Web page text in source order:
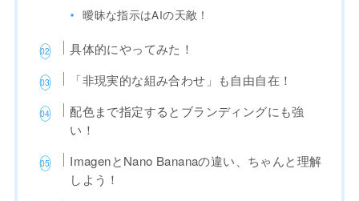
曖昧な指示はAIの天敵！
具体的にやってみた！
「非現実的な組み合わせ」も自由自在！
配色まで指定するとブランディングにも強
い！
ImagenとNano Bananaの違い、ちゃんと理解
しよう！